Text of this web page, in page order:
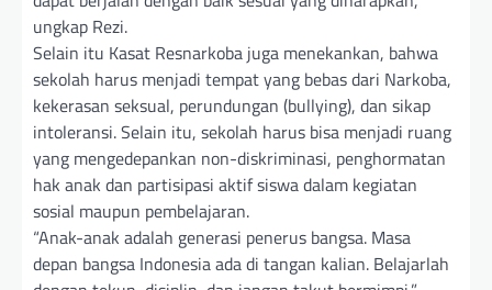
ungkap Rezi.
Selain itu Kasat Resnarkoba juga menekankan, bahwa
sekolah harus menjadi tempat yang bebas dari Narkoba,
kekerasan seksual, perundungan (bullying), dan sikap
intoleransi. Selain itu, sekolah harus bisa menjadi ruang
yang mengedepankan non-diskriminasi, penghormatan
hak anak dan partisipasi aktif siswa dalam kegiatan
sosial maupun pembelajaran.
“Anak-anak adalah generasi penerus bangsa. Masa
depan bangsa Indonesia ada di tangan kalian. Belajarlah